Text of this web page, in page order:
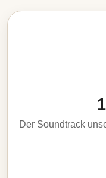
Der Soundtrack